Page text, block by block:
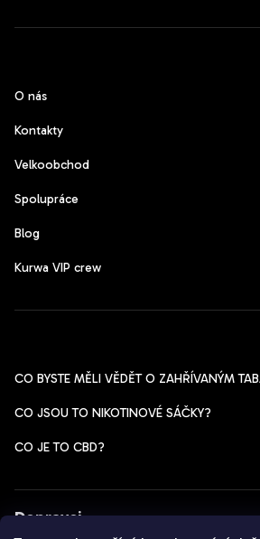
O nás
Kontakty
Velkoobchod
Spolupráce
Blog
Kurwa VIP crew
CO BYSTE MĚLI VĚDĚT O ZAHŘÍVANÝM
CO JSOU TO NIKOTINOVÉ SÁČKY?
CO JE TO CBD?
Dopravci